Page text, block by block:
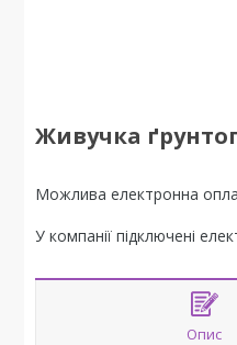
Живучка
У компанії підключені
Опис